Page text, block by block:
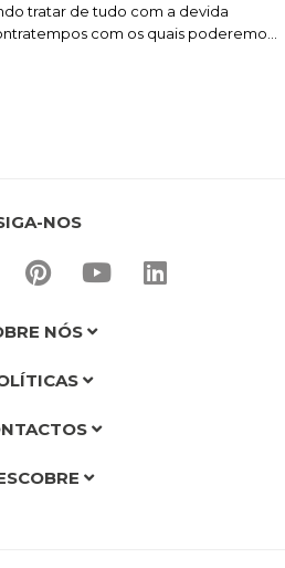
tratar de tudo com a devida
com os quais poderemos
de eventual esquecimento,
Ora, até dia 24 ainda tem
situações, aproveite-os!
NOS
NÓS